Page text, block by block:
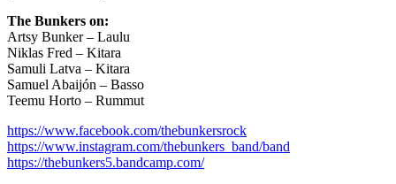
The Bunkers on:
Artsy Bunker – Laulu
Niklas Fred – Kitara
Samuli Latva – Kitara
Samuel Abaijón – Basso
Teemu Horto – Rummut
https://www.facebook.com/thebunkersrock
https://www.instagram.com/thebunkers_band/band
https://thebunkers5.bandcamp.com/